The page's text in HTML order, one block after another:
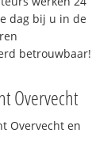
dag bij u in de
betrouwbaar!
Overvecht
Overvecht en